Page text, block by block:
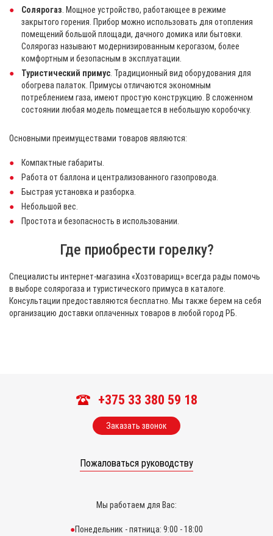
Солярогаз . Мощное устройство, работающее в режиме
закрытого горения. Прибор можно использовать для отопления
помещений большой площади, дачного домика или бытовки.
Солярогаз называют модернизированным керогазом, более
комфортным и безопасным в эксплуатации.
Туристический примус . Традиционный вид оборудования для
обогрева палаток. Примусы отличаются экономным
потреблением газа, имеют простую конструкцию. В сложенном
состоянии любая модель помещается в небольшую коробочку.
Основными преимуществами товаров являются:
Компактные габариты.
Работа от баллона и централизованного газопровода.
Быстрая установка и разборка.
Небольшой вес.
Простота и безопасность в использовании.
Где приобрести горелку?
Специалисты интернет-магазина «Хозтоварищ» всегда рады помочь
в выборе солярогаза и туристического примуса в каталоге.
Консультации предоставляются бесплатно. Мы также берем на себя
организацию доставки оплаченных товаров в любой город РБ.
+375 33 380 59 18
Заказать звонок
Пожаловаться руководству
Мы работаем для Вас:
Понедельник - пятница: 9:00 - 18:00